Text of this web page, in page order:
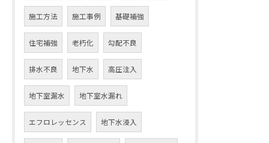
施工方法 施工事例 基礎補強
住宅補強 老朽化 勾配不良
排水不良 地下水 高圧注入
地下室漏水 地下室水漏れ
エフロレッセンス 地下水浸入